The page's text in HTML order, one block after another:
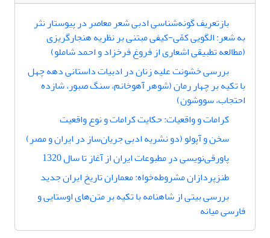
بازتعریف گونه‌شناسی ادبی شعر معاصر در پیوستار نثر
به شعر: الگویی کمّی-کیفی مبتنی بر نظریه هنجارگریزی
(مطالعه تطبیقی اشعاری از فروغ فرخزاد و احمد شاملو)
بررسی خشونت علیه زنان در ادبیات داستانی دهه چهل
با تکیه بر چهار رمان (شوهر آهوخانم، سنگ صبور، شازده
احتجاب، سووشون)
کرامات و واقعیات: حکایت کرامات و نوع واقعیت
سخن و آپولو (دو نشریه ادبی جریان‌ساز در ایران و مصر)
پاور‌قی‌نویسی در مطبوعات ایران از آغاز تا سال 1320
طنزپردازان مشروطه‌خواه: معماران تاریخ ایران جدید
بررسی بیتی از شاهنامه با تکیه بر متن‌های اوستایی و
فارسی میانه